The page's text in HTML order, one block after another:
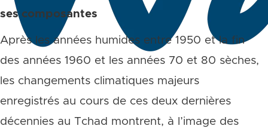
ses composantes
Après les années humides entre 1950 et la fin
des années 1960 et les années 70 et 80 sèches,
les changements climatiques majeurs
enregistrés au cours de ces deux dernières
décennies au Tchad montrent, à l’image des